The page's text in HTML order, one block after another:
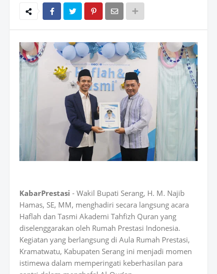
KabarPrestasi - Wakil Bupati Serang, H. M. Najib
Hamas, SE, MM, menghadiri secara langsung acara
Haflah dan Tasmi Akademi Tahfizh Quran yang
diselenggarakan oleh Rumah Prestasi Indonesia.
Kegiatan yang berlangsung di Aula Rumah Prestasi,
Kramatwatu, Kabupaten Serang ini menjadi momen
istimewa dalam memperingati keberhasilan para